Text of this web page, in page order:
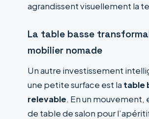
agrandissent visuellement la
La table basse
mobilier nomade
Un autre investissement
une petite surface est la table
relevable. En un mouvement,
de table de salon pour